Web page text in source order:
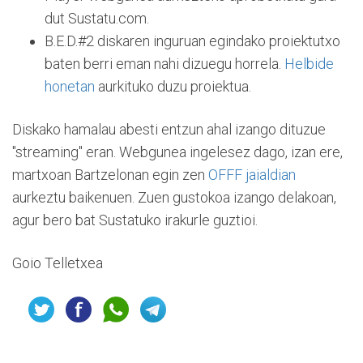
dut Sustatu.com.
B.E.D.#2 diskaren inguruan egindako proiektutxo
baten berri eman nahi dizuegu horrela. Helbide
honetan aurkituko duzu proiektua.
Diskako hamalau abesti entzun ahal izango dituzue
"streaming" eran. Webgunea ingelesez dago, izan ere,
martxoan Bartzelonan egin zen OFFF jaialdian
aurkeztu baikenuen. Zuen gustokoa izango delakoan,
agur bero bat Sustatuko irakurle guztioi.
Goio Telletxea